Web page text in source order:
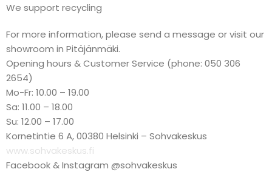
We support recycling
For more information, please send a message or visit our
showroom in Pitäjänmäki.
Opening hours & Customer Service (phone: 050 306
2654)
Mo-Fr: 10.00 – 19.00
Sa: 11.00 – 18.00
Su: 12.00 – 17.00
Kornetintie 6 A, 00380 Helsinki – Sohvakeskus
www.sohvakeskus.fi
Facebook & Instagram @sohvakeskus